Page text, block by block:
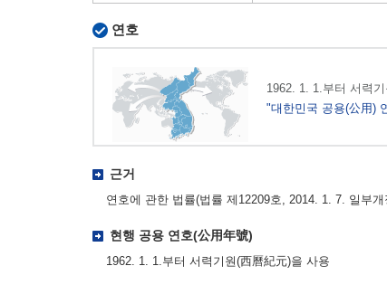
연호
1962. 1. 1.부터 서력
"대한민국 공용(公用)
근거
연호에 관한 법률(법률 제12209호, 2014. 1. 7. 일부개
현행 공용 연호(公用年號)
1962. 1. 1.부터 서력기원(西曆紀元)을 사용